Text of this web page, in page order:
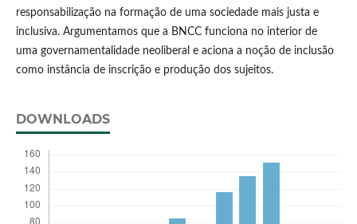
responsabilização na formação de uma sociedade mais justa e
inclusiva. Argumentamos que a BNCC funciona no interior de
uma governamentalidade neoliberal e aciona a noção de inclusão
como instância de inscrição e produção dos sujeitos.
DOWNLOADS